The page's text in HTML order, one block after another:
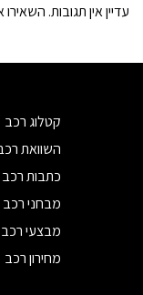
עדיין אין תגובות.
קטלוג רכב
השוואת
כתבות רכב
מבחני רכב
מבצעי רכב
מחירון רכב